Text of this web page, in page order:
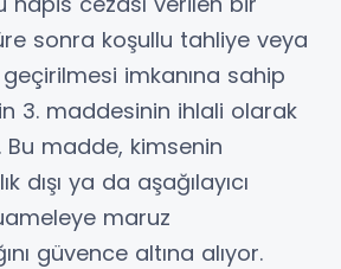
sonra koşullu tahliye veya
imkanına sahip
3. maddesinin ihlali olarak
madde, kimsenin
dışı ya da aşağılayıcı
maruz
güvence altına alıyor.